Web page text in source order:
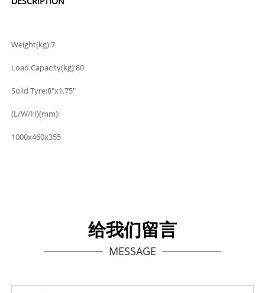
Weight(kg):7
Load Capacity(kg):80
Solid Tyre:8"x1.75"
(L/W/H)(mm):
1000x460x355
给我们留言
MESSAGE